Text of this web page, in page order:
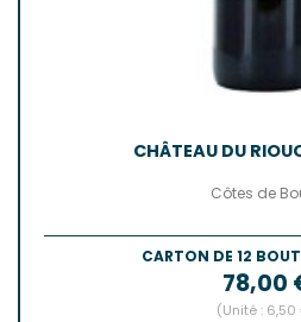
CHÂTEAU DU
Côtes de
CARTON DE 12
Prix
78,00
(Unité :